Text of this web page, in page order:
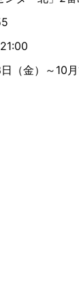
（金）～10月